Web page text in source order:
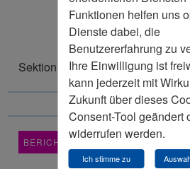
Funktionen helfen uns
Dienste dabei, die
Benutzererfahrung zu
Ihre Einwilligung ist
kann jederzeit mit
Zukunft über dieses
Consent-Tool geändert
widerrufen werden.
Ich stimme zu
Sektion Hochstift im Gespräch
BERICHT